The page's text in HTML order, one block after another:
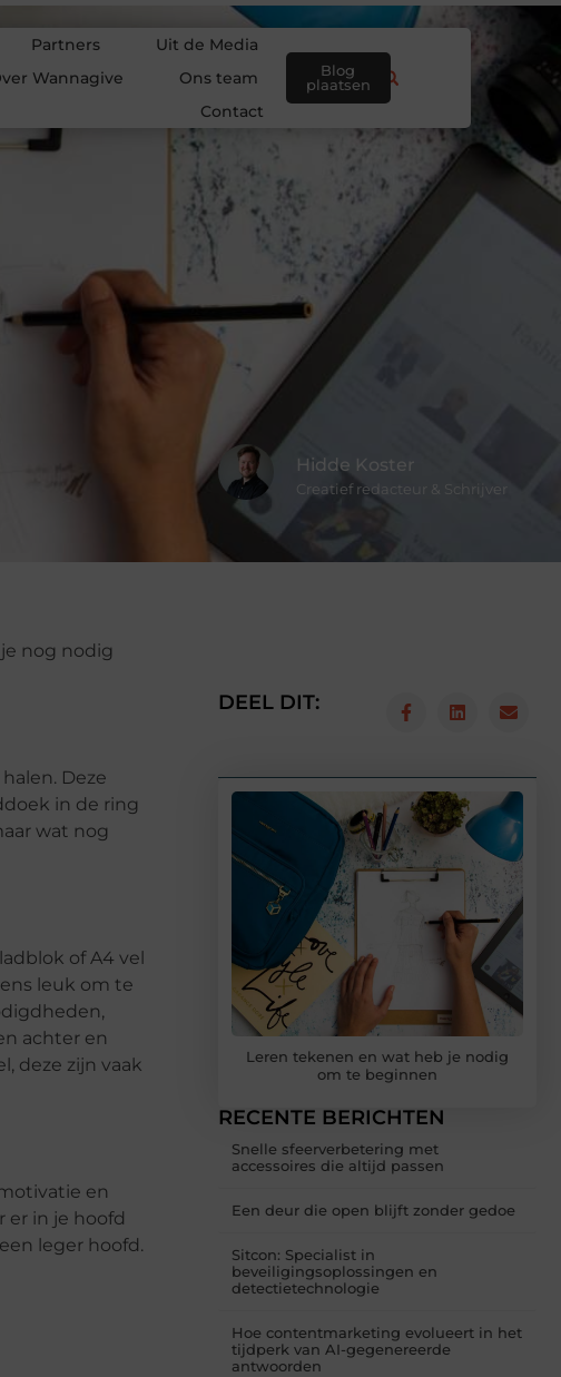
Partners
Uit de Media
Wannagive
Ons team
Contact
Blog
plaatsen
Hidde Koster
Creatief redacteur & Schrijver
nog nodig
Deze
in de ring
wat nog
of A4 vel
leuk om te
achter en
deze zijn vaak
en
er in je hoofd
leger hoofd.
DEEL DIT:
Leren tekenen en wat heb je nodig
om te beginnen
RECENTE BERICHTEN
Snelle sfeerverbetering met
accessoires die altijd passen
Een deur die open blijft zonder gedoe
Sitcon: Specialist in
beveiligingsoplossingen en
detectietechnologie
Hoe contentmarketing evolueert in het
tijdperk van AI-gegenereerde
antwoorden